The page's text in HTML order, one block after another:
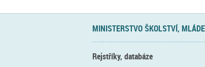
MINISTERSTVO ŠKOLSTVÍ,
Rejstříky, databáze